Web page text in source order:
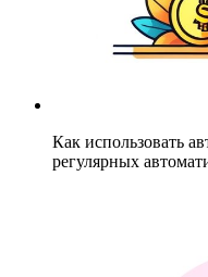
Как использовать
регулярных